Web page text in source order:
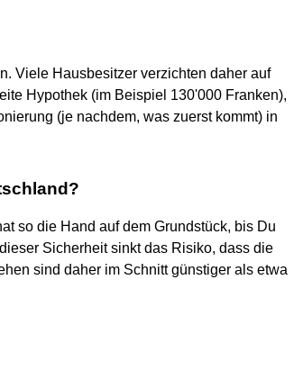
Viele Hausbesitzer verzichten daher auf
Hypothek (im Beispiel 130'000 Franken),
(je nachdem, was zuerst kommt) in
so die Hand auf dem Grundstück, bis Du
Sicherheit sinkt das Risiko, dass die
sind daher im Schnitt günstiger als etwa